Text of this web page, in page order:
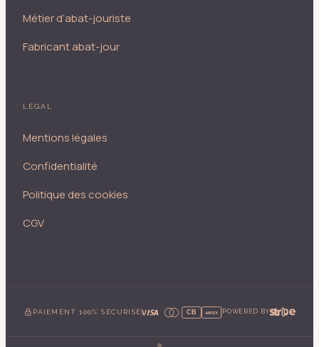
Métier d’abat-jouriste
Fabricant abat-jour
LÉGAL
Mentions légales
Confidentialité
Politique des cookies
CGV
PAIEMENT 100% SÉCURISÉ CB AMEX POWERED BY